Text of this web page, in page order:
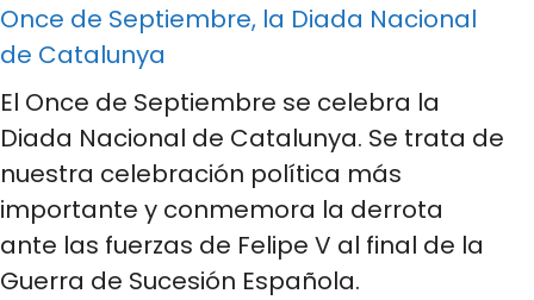
Once de Septiembre, la Diada Nacional
de Catalunya
El Once de Septiembre se celebra la
Diada Nacional de Catalunya. Se trata de
nuestra celebración política más
importante y conmemora la derrota
ante las fuerzas de Felipe V al final de la
Guerra de Sucesión Española.